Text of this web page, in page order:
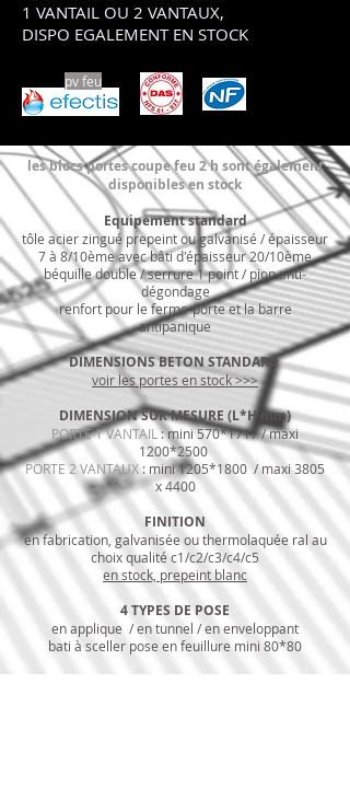
1 VANTAIL OU 2 VANTAUX,
DISPO EGALEMENT EN STOCK
pv feu
les blocs portes coupe feu 2 h sont également
disponibles en stock
Equipement standard
tôle acier zingué prepeint ou galvanisé / épaisseur
7 à 8/10ème avec bâti d'épaisseur 20/10ème
béquille double / serrure 1 point / pion anti-
dégondage
renfort pour le ferme-porte et la barre
antipanique
DIMENSIONS BETON STANDARD
voir les portes en stock >>>
DIMENSION SUR MESURE (L*H mm)
PORTE 1 VANTAIL : mini 570*1717/ maxi
1200*2500
PORTE 2 VANTAUX: mini 1205*1800/ maxi 3805
x 4400
FINITION
en fabrication, galvanisée ou thermolaquée ral au
choix qualité c1/c2/c3/c4/c5
en stock, prepeint blanc
4 TYPES DE POSE
en applique / en tunnel / en enveloppant
bati à sceller pose en feuillure mini 80*80